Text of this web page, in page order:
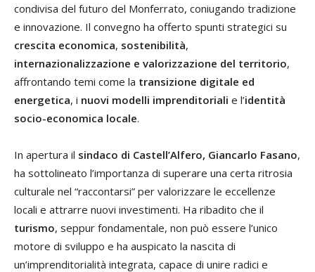
condivisa del futuro del Monferrato, coniugando tradizione
e innovazione. Il convegno ha offerto spunti strategici su
crescita economica, sostenibilità,
internazionalizzazione e valorizzazione del territorio,
affrontando temi come la transizione digitale ed
energetica, i nuovi modelli imprenditoriali e l’identità
socio-economica locale.
In apertura il sindaco di Castell’Alfero, Giancarlo Fasano,
ha sottolineato l’importanza di superare una certa ritrosia
culturale nel “raccontarsi” per valorizzare le eccellenze
locali e attrarre nuovi investimenti. Ha ribadito che il
turismo, seppur fondamentale, non può essere l’unico
motore di sviluppo e ha auspicato la nascita di
un’imprenditorialità integrata, capace di unire radici e